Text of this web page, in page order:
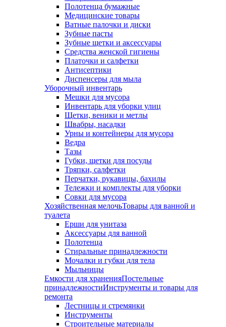
Полотенца бумажные
Медицинские товары
Ватные палочки и диски
Зубные пасты
Зубные щетки и аксессуары
Средства женской гигиены
Платочки и салфетки
Антисептики
Диспенсеры для мыла
Уборочный инвентарь
Мешки для мусора
Инвентарь для уборки улиц
Щетки, веники и метлы
Швабры, насадки
Урны и контейнеры для мусора
Ведра
Тазы
Губки, щетки для посуды
Тряпки, салфетки
Перчатки, рукавицы, бахилы
Тележки и комплекты для уборки
Совки для мусора
Хозяйственная мелочьТовары для ванной и
туалета
Ерши для унитаза
Аксессуары для ванной
Полотенца
Стиральные принадлежности
Мочалки и губки для тела
Мыльницы
Емкости для храненияПостельные
принадлежностиИнструменты и товары для
ремонта
Лестницы и стремянки
Инструменты
Строительные материалы